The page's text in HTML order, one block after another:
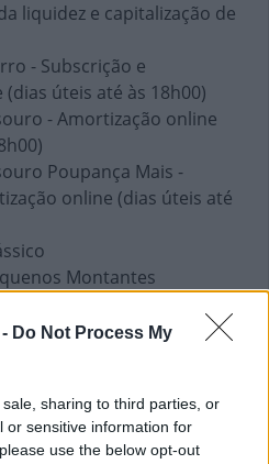
Do Not Process My
sharing to third parties, or
or sensitive information for
use the below opt-out
liquidez e capitalização de
- Subscrição e
úteis até às 18h00)
- Amortização online
Poupança Mais -
online (dias úteis até
Montantes